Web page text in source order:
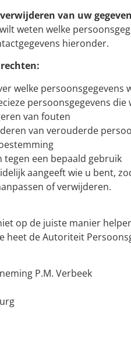
van uw
weten welke
hieronder.
welke persoonsgegevens
persoonsgegevens die
van fouten
van verouderde
tegen een bepaald gebruik
aangeeft wie u bent,
of verwijderen.
op de juiste manier
heet de Autoriteit
P.M. Verbeek